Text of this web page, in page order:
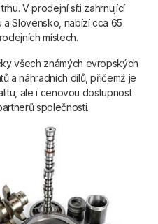
V prodejní síti zahrnující
a Slovensko, nabízí cca 65
místech.
všech známých evropských
a náhradních dílů, přičemž je
ale i cenovou dostupnost
společnosti.